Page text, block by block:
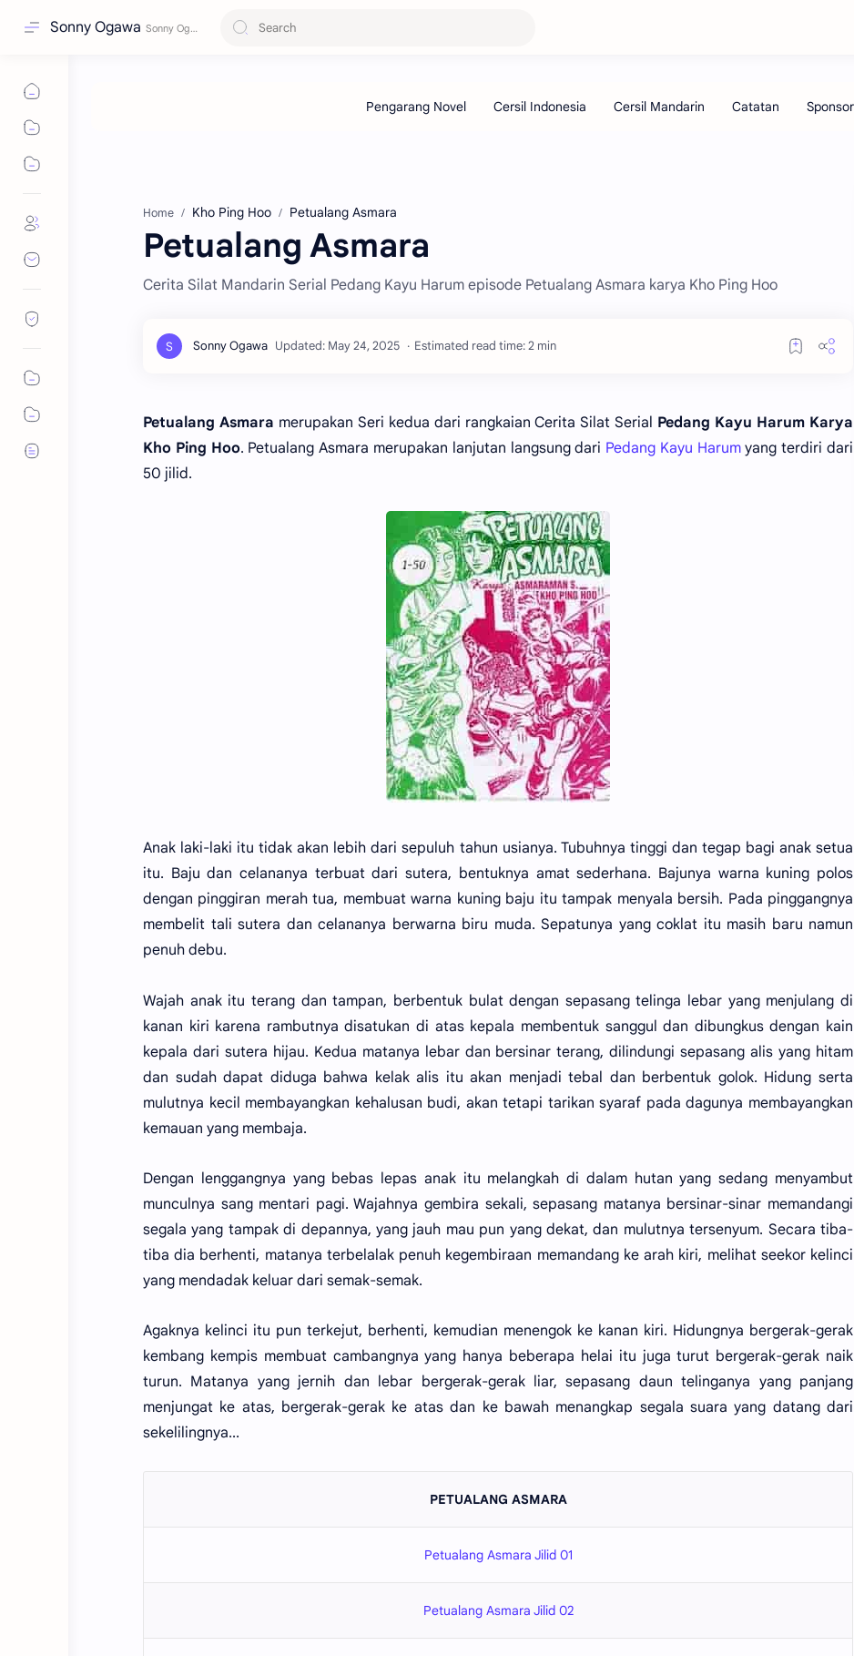
Sonny Ogawa
Home Kho Ping Hoo Petualang Asmara
Petualang Asmara
Cerita Silat Mandarin Serial Pedang Kayu Harum episode Petualang Asmara karya Kho Ping Hoo
Estimated read time: 2 min
Petualang Asmara merupakan Seri kedua dari rangkaian Cerita Silat Serial Pedang Kayu Harum Karya
Kho Ping Hoo. Petualang Asmara merupakan lanjutan langsung dari Pedang Kayu Harumyang terdiri dari
50 jilid.
Anak laki-laki itu tidak akan lebih dari sepuluh tahun usianya. Tubuhnya tinggi dan tegap bagi anak setua
itu. Baju dan celananya terbuat dari sutera, bentuknya amat sederhana. Bajunya warna kuning polos
dengan pinggiran merah tua, membuat warna kuning baju itu tampak menyala bersih. Pada pinggangnya
membelit tali sutera dan celananya berwarna biru muda. Sepatunya yang coklat itu masih baru namun
penuh debu.
Wajah anak itu terang dan tampan, berbentuk bulat dengan sepasang telinga lebar yang menjulang di
kanan kiri karena rambutnya disatukan di atas kepala membentuk sanggul dan dibungkus dengan kain
kepala dari sutera hijau. Kedua matanya lebar dan bersinar terang, dilindungi sepasang alis yang hitam
dan sudah dapat diduga bahwa kelak alis itu akan menjadi tebal dan berbentuk golok. Hidung serta
mulutnya kecil membayangkan kehalusan budi, akan tetapi tarikan syaraf pada dagunya membayangkan
kemauan yang membaja.
Dengan lenggangnya yang bebas lepas anak itu melangkah di dalam hutan yang sedang menyambut
munculnya sang mentari pagi. Wajahnya gembira sekali, sepasang matanya bersinar-sinar memandangi
segala yang tampak di depannya, yang jauh mau pun yang dekat, dan mulutnya tersenyum. Secara tiba-
tiba dia berhenti, matanya terbelalak penuh kegembiraan memandang ke arah kiri, melihat seekor kelinci
yang mendadak keluar dari semak-semak.
Agaknya kelinci itu pun terkejut, berhenti, kemudian menengok ke kanan kiri. Hidungnya bergerak-gerak
kembang kempis membuat cambangnya yang hanya beberapa helai itu juga turut bergerak-gerak naik
turun. Matanya yang jernih dan lebar bergerak-gerak liar, sepasang daun telinganya yang panjang
menjungat ke atas, bergerak-gerak ke atas dan ke bawah menangkap segala suara yang datang dari
sekelilingnya...
PETUALANG ASMARA
Petualang Asmara Jilid 01
Petualang Asmara Jilid 02